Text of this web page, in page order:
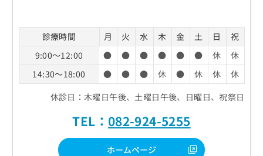
診療時間 月 火 水 木 金 土 日
祝
9:00～12:00
● ● ● ● ● ● 休
休
14:30～18:00
● ● ● 休 ● 休 休
休
休診日：木曜日午後、土曜日午後、日曜日、祝祭日
TEL： 082-924-5255
ホームページ